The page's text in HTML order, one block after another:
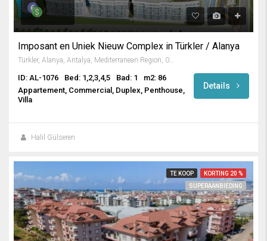
Imposant en Uniek Nieuw Complex in Türkler / Alanya
Türkler, Alanya, Antalya, Mediterranean Region, 07410, Turkey
ID: AL-1076 Bed: 1,2,3,4,5 Bad: 1
m2: 86
Appartement, Commercial, Duplex, Penthouse,
Villa
Details
Halil Gülseren
TE KOOP
KORTING 20 %
SUPERAANBIEDING